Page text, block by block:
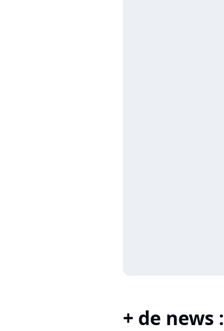
+ de news :